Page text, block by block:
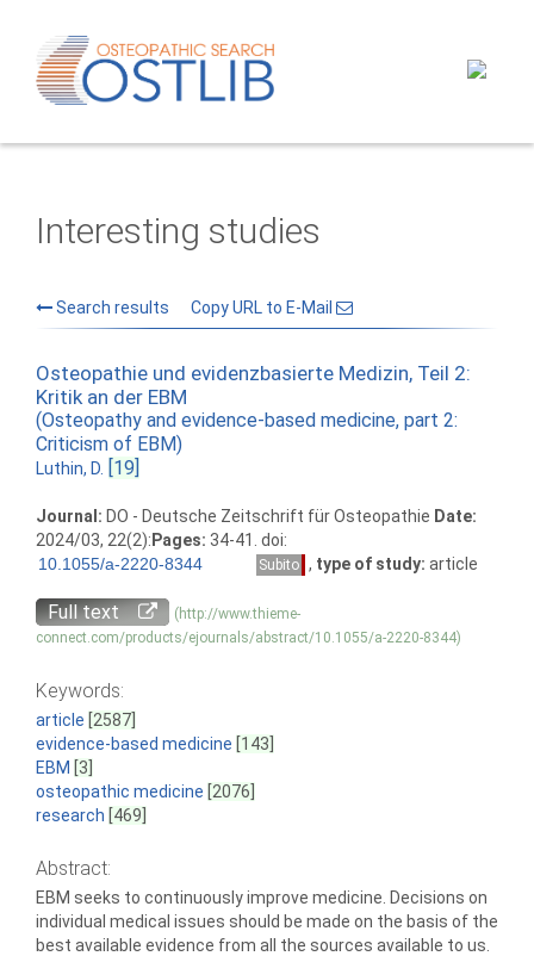
Interesting studies
Search results Copy URL to E-Mail
Osteopathie und evidenzbasierte Medizin, Teil 2:
Kritik an der EBM
(Osteopathy and evidence-based medicine, part 2:
Criticism of EBM)
Luthin, D. [19]
Journal: DO - Deutsche Zeitschrift für Osteopathie Date:
2024/03, 22(2): Pages: 34-41. doi:
Subito , type of study: article
Full text
(http://www.thieme-
connect.com/products/ejournals/abstract/10.1055/a-2220-8344)
Keywords:
article [2587]
evidence-based medicine [143]
EBM
[3]
osteopathic medicine [2076]
research [469]
Abstract:
EBM seeks to continuously improve medicine. Decisions on
individual medical issues should be made on the basis of the
best available evidence from all the sources available to us.